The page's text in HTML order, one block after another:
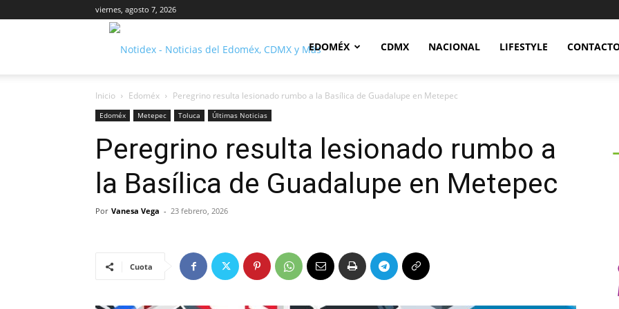
viernes, agosto 7, 2026
Notidex
EDOMÉX CDMX NACIONAL LIFESTYLE
Inicio Edoméx Peregrino resulta lesionado rumbo a la Basílica de Guadalupe en Metepec
Edoméx Metepec Toluca Últimas Noticias
Peregrino resulta lesionado rumbo a
la Basílica de Guadalupe en Metepec
Por Vanesa Vega - 23 febrero, 2026
Cuota